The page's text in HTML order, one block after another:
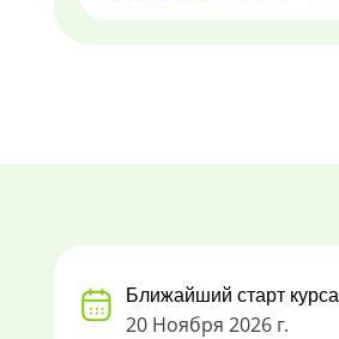
Ближайший старт курса
20 Ноября 2026 г.